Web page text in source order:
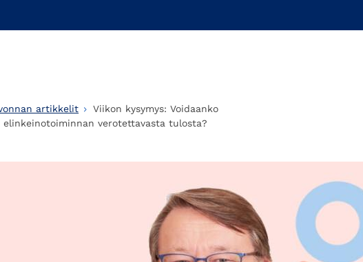
artikkelit
Viikon kysymys: Voidaanko
verotettavasta tulosta?